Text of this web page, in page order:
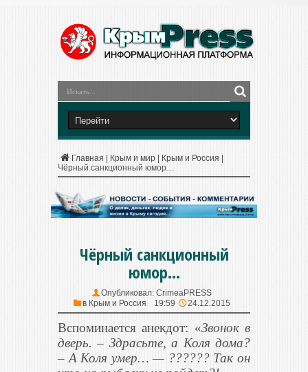
Главная Крым и мир Крым и Россия
Чёрный санкционный юмор…
Чёрный санкционный
юмор…
Опубликовал: CrimeaPRESS
в Крым и Россия 19:59 24.12.2015
Вспоминается анекдот: «Звонок в
дверь. – Здрасьте, а Коля дома?
– А Коля умер… — ?????? Так он